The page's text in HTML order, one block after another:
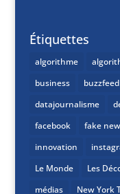
Étiquettes
algorithme
business
buzzfeed
datajournalisme
facebook
fake
innovation
Le Monde
Les
médias
New York